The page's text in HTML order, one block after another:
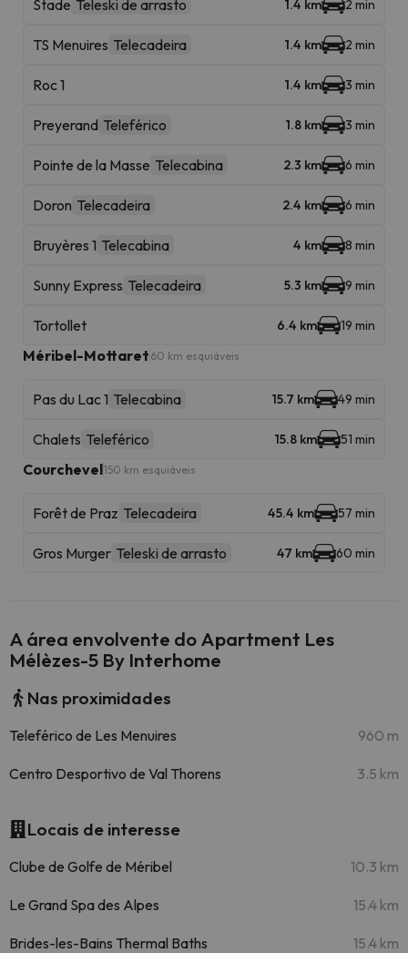
Stade Teleski de arrasto 1.4 km 2 min
TS Menuires Telecadeira 1.4 km 2 min
Roc 1 1.4 km 3 min
Preyerand Teleférico 1.8 km 3 min
Pointe de la Masse Telecabina 2.3 km 6 min
Doron Telecadeira 2.4 km 6 min
Bruyères 1 Telecabina 4 km 8 min
Sunny Express Telecadeira 5.3 km 9 min
Tortollet 6.4 km 19 min
Méribel-Mottaret 60 km esquiáveis
Pas du Lac 1 Telecabina 15.7 km 49 min
Chalets Teleférico 15.8 km 51 min
Courchevel150 km esquiáveis
Forêt de Praz Telecadeira 45.4 km 57 min
Gros Murger Teleski de arrasto 47 km 60 min
A área envolvente do Apartment Les
Mélèzes-5 By Interhome
Nas proximidades
Teleférico de Les Menuires 960 m
Centro Desportivo de Val Thorens 3.5 km
Locais de interesse
Clube de Golfe de Méribel 10.3 km
Le Grand Spa des Alpes 15.4 km
Brides-les-Bains Thermal Baths 15.4 km